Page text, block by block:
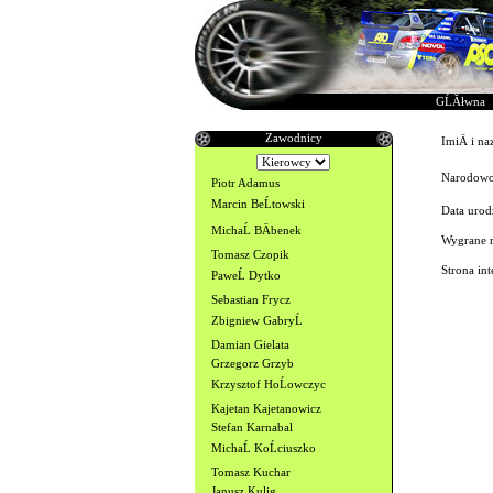
GĹĂłwna
Zawodnicy
Piotr Adamus
Marcin BeĹtowski
MichaĹ BÄbenek
Tomasz Czopik
PaweĹ Dytko
Sebastian Frycz
Zbigniew GabryĹ
Damian Gielata
Grzegorz Grzyb
Krzysztof HoĹowczyc
Kajetan Kajetanowicz
Stefan Karnabal
MichaĹ KoĹciuszko
Tomasz Kuchar
ImiÄ i
Data
Wygrane
Strona